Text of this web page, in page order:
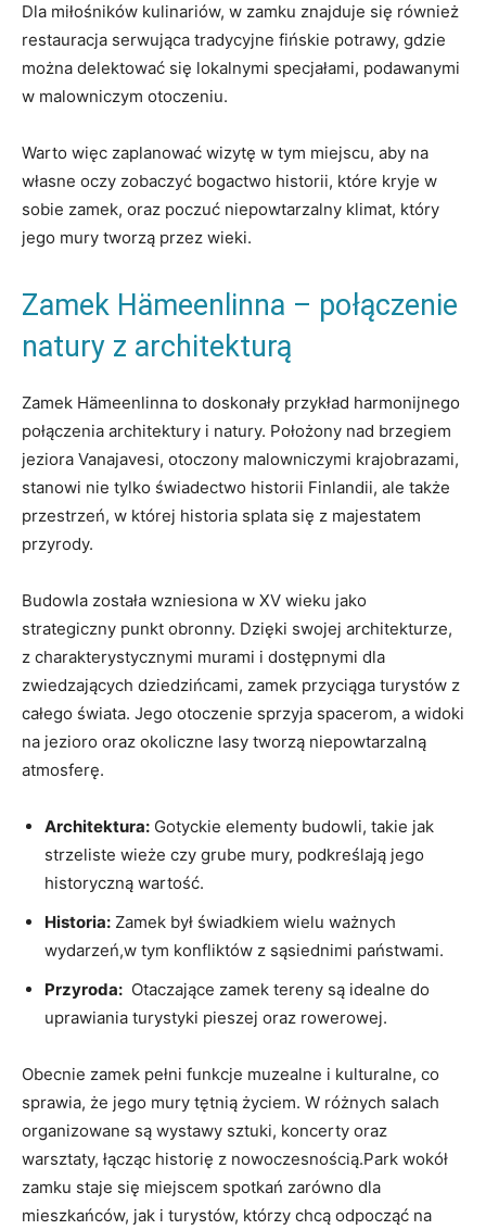
Dla miłośników ⁢kulinariów, w zamku znajduje się również
restauracja serwująca tradycyjne fińskie potrawy, gdzie‌
można delektować się lokalnymi specjałami,​ podawanymi
w malowniczym​ otoczeniu.
Warto⁣ więc ⁣zaplanować wizytę ⁢w ​tym​ miejscu, ⁣aby na⁢
własne oczy zobaczyć bogactwo historii, które kryje w
sobie zamek,⁤ oraz poczuć niepowtarzalny klimat, który⁢
jego mury tworzą przez wieki.
Zamek Hämeenlinna – połączenie
natury z ‍architekturą
Zamek Hämeenlinna to ⁢doskonały przykład harmonijnego‌
połączenia architektury i natury. Położony nad brzegiem
jeziora Vanajavesi, otoczony malowniczymi krajobrazami,
stanowi nie tylko świadectwo ‌historii Finlandii, ale także
przestrzeń, w której historia​ splata‍ się z majestatem
przyrody.
Budowla została wzniesiona ‌w XV ⁢wieku jako
strategiczny punkt obronny. Dzięki swojej⁢ architekturze,
z charakterystycznymi murami ​i dostępnymi dla
zwiedzających dziedzińcami, zamek przyciąga turystów z
całego świata. Jego otoczenie ⁢sprzyja ⁣spacerom, a widoki
na ⁣jezioro oraz okoliczne lasy​ tworzą ⁢niepowtarzalną
atmosferę.
Architektura: Gotyckie elementy budowli, takie ‌jak
strzeliste wieże czy grube mury, ‍podkreślają⁤ jego⁤
historyczną wartość.
Historia: Zamek ​był świadkiem wielu ważnych
wydarzeń,w tym konfliktów z sąsiednimi państwami.
Przyroda: ‌ Otaczające zamek tereny ⁣są ⁤idealne do‍
uprawiania‌ turystyki pieszej oraz rowerowej.
Obecnie zamek pełni funkcje muzealne i kulturalne,⁢ co
sprawia, że jego ⁣mury tętnią życiem. W różnych salach
organizowane są​ wystawy sztuki,​ koncerty oraz
warsztaty, ‌łącząc historię ​z ⁤nowoczesnością.Park wokół
zamku staje się miejscem spotkań zarówno dla
mieszkańców, jak i ⁣turystów, którzy chcą odpocząć na